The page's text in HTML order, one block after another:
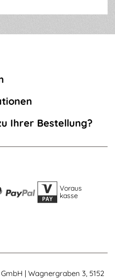
Ihrer Bestellung?
Voraus
kasse
| Wagnergraben 3, 5152